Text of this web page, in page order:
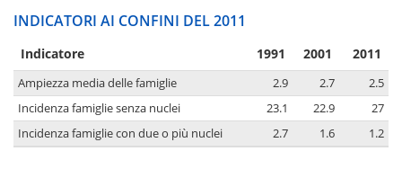
INDICATORI AI CONFINI DEL 2011
Indicatore 1991 2001 2011
Ampiezza media delle famiglie 2.9 2.7
2.5
Incidenza famiglie senza nuclei
23.1 22.9
27
Incidenza famiglie con due o più nuclei
2.7 1.6 1.2